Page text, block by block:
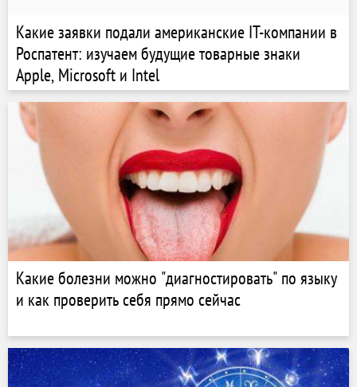
Какие заявки подали американские IT-компании в
Роспатент: изучаем будущие товарные знаки
Apple, Microsoft и Intel
Какие болезни можно "диагностировать" по языку
и как проверить себя прямо сейчас